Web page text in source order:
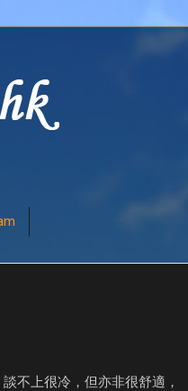
不上很冷，但亦非很舒適，